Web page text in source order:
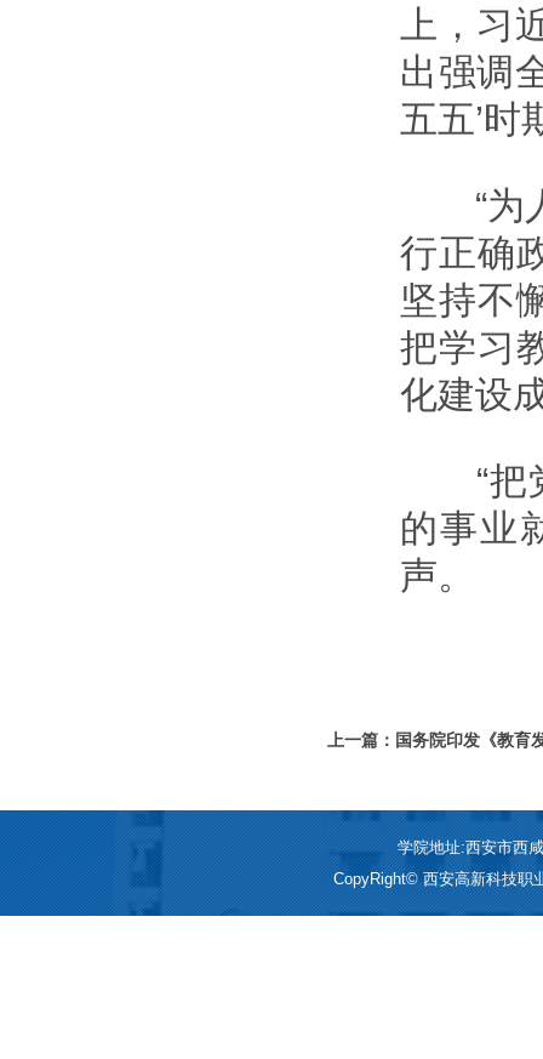
上，习
出强调
五五’时
“为人
行正确
坚持不
把学习
化建设
“把党
的事业
声。
上一篇：国务院印发《教育
学院地址:西安市西
CopyRight© 西安高新科技职